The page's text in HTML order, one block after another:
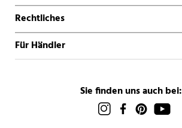
Rechtliches
Für Händler
Sie finden uns auch bei: